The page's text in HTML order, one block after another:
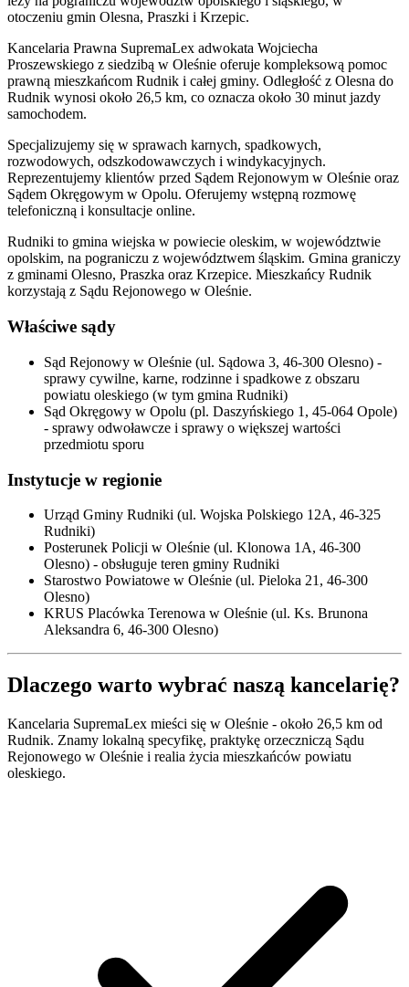
otoczeniu gmin Olesna, Praszki i Krzepic.
Kancelaria Prawna SupremaLex adwokata Wojciecha
Proszewskiego z siedzibą w Oleśnie oferuje kompleksową pomoc
prawną mieszkańcom Rudnik i całej gminy. Odległość z Olesna do
Rudnik wynosi około 26,5 km, co oznacza około 30 minut jazdy
samochodem.
Specjalizujemy się w sprawach karnych, spadkowych,
rozwodowych, odszkodowawczych i windykacyjnych.
Reprezentujemy klientów przed Sądem Rejonowym w Oleśnie oraz
Sądem Okręgowym w Opolu. Oferujemy wstępną rozmowę
telefoniczną i konsultacje online.
Rudniki to gmina wiejska w powiecie oleskim, w województwie
opolskim, na pograniczu z województwem śląskim. Gmina graniczy
z gminami Olesno, Praszka oraz Krzepice. Mieszkańcy Rudnik
korzystają z Sądu Rejonowego w Oleśnie.
Właściwe sądy
Sąd Rejonowy w Oleśnie (ul. Sądowa 3, 46-300 Olesno) -
sprawy cywilne, karne, rodzinne i spadkowe z obszaru
powiatu oleskiego (w tym gmina Rudniki)
Sąd Okręgowy w Opolu (pl. Daszyńskiego 1, 45-064 Opole)
- sprawy odwoławcze i sprawy o większej wartości
przedmiotu sporu
Instytucje w regionie
Urząd Gminy Rudniki (ul. Wojska Polskiego 12A, 46-325
Rudniki)
Posterunek Policji w Oleśnie (ul. Klonowa 1A, 46-300
Olesno) - obsługuje teren gminy Rudniki
Starostwo Powiatowe w Oleśnie (ul. Pieloka 21, 46-300
Olesno)
KRUS Placówka Terenowa w Oleśnie (ul. Ks. Brunona
Aleksandra 6, 46-300 Olesno)
Dlaczego warto wybrać naszą kancelarię?
Kancelaria SupremaLex mieści się w Oleśnie - około 26,5 km od
Rudnik. Znamy lokalną specyfikę, praktykę orzeczniczą Sądu
Rejonowego w Oleśnie i realia życia mieszkańców powiatu
oleskiego.